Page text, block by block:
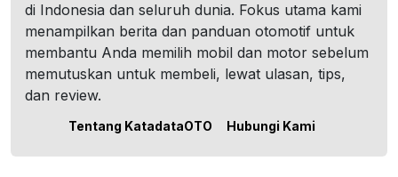
di Indonesia dan seluruh dunia. Fokus utama kami
menampilkan berita dan panduan otomotif untuk
membantu Anda memilih mobil dan motor sebelum
memutuskan untuk membeli, lewat ulasan, tips,
dan review.
Tentang KatadataOTO Hubungi Kami